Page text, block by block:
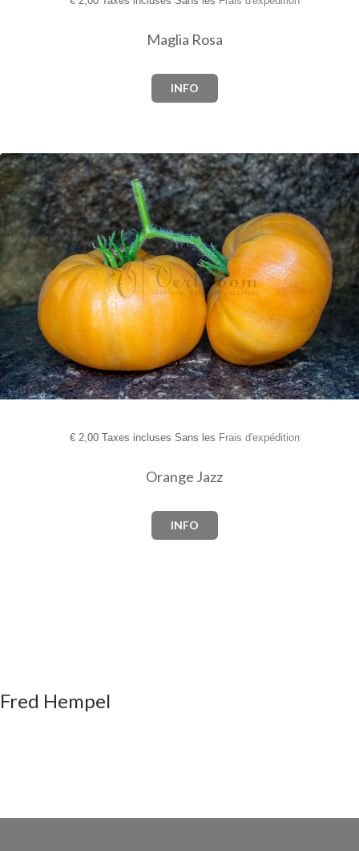
Maglia Rosa
INFO
€2,00 Taxes incluses Sans les Frais d'expédition
Orange Jazz
INFO
Fred Hempel